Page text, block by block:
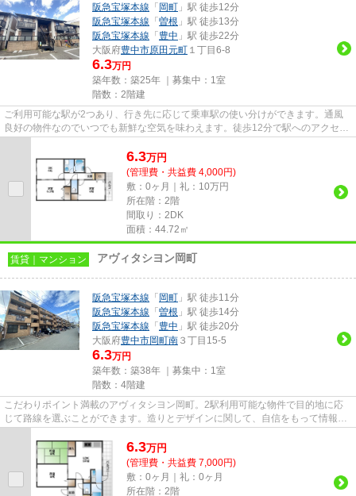
阪急宝塚本線 「 岡町 」駅 徒歩12分
阪急宝塚本線 「 曽根 」駅 徒歩13分
阪急宝塚本線 「 豊中 」駅 徒歩22分
大阪府豊中市原田元町 １丁目6-8
6.3万円
築年数：築25年 ｜募集中： 1室
階数：2階建
ご利用可能な駅が2つあり、行き先に応じて乗車駅の使い分けができます。通風
良好の物件なのでいつでも新鮮な空気を味わえます。徒歩12分で駅へのアクセス
6.3万円
(管理費・共益費 4,000円)
敷：0ヶ月｜礼：10万円
所在階：2階
間取り：2DK
面積：44.72㎡
賃貸｜マンション アヴィタシヨン岡町
阪急宝塚本線 「 岡町 」駅 徒歩11分
阪急宝塚本線 「 曽根 」駅 徒歩14分
阪急宝塚本線 「 豊中 」駅 徒歩20分
大阪府豊中市岡町南 ３丁目15-5
6.3万円
築年数：築38年 ｜募集中： 1室
階数：4階建
こだわりポイント満載のアヴィタシヨン岡町。2駅利用可能な物件で目的地に応
じて路線を選ぶことができます。造りとデザインに関して、自信をもって情報を
6.3万円
(管理費・共益費 7,000円)
敷：0ヶ月｜礼：0ヶ月
所在階：2階